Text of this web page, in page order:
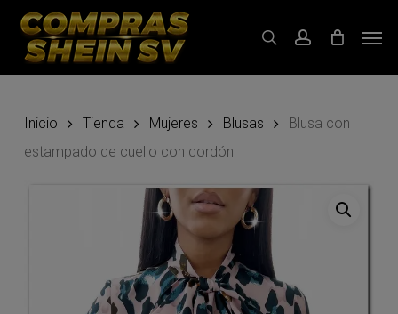
Skip
main
searchaccount
Inicio Tienda Mujeres Blusas
Blusa con
estampado de cuello con cordón